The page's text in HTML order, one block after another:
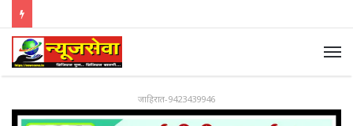
जाहिरात-9423439946